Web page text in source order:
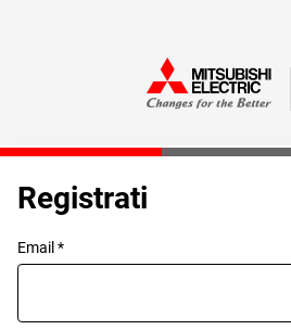
Registrati
Email *